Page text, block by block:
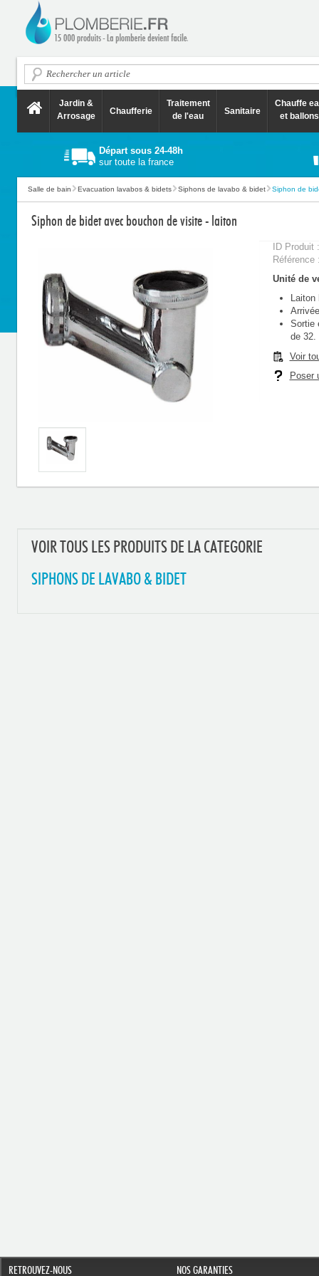
Jardin &
Arrosage
Chaufferie
Traitement
de l'eau
Sanitaire
Chauffe
et ballons
Départ sous 24-48h
sur toute la france
Salle de bain Evacuation lavabos & bidets Siphons de lavabo & bidet Siphon de
Siphon de bidet avec bouchon de visite - laiton
ID Produit
Unité de
Laiton
Sortie
de 32.
Voir
Poser
VOIR TOUS LES PRODUITS DE LA CATEGORIE
SIPHONS DE LAVABO & BIDET
RETROUVEZ-NOUS NOS GARANTIES